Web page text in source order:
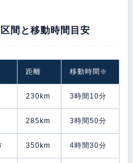
間と移動時間目安
距離 移動時間 ※
230km 3時間10分
285km 3時間50分
350km 4時間30分